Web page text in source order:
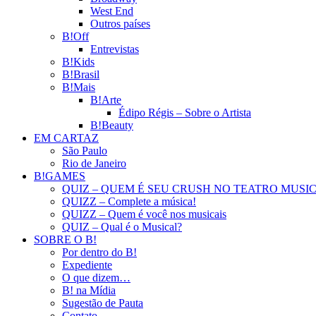
West End
Outros países
B!Off
Entrevistas
B!Kids
B!Brasil
B!Mais
B!Arte
Édipo Régis – Sobre o Artista
B!Beauty
EM CARTAZ
São Paulo
Rio de Janeiro
B!GAMES
QUIZ – QUEM É SEU CRUSH NO TEATRO
QUIZZ – Complete a música!
QUIZZ – Quem é você nos musicais
QUIZ – Qual é o Musical?
SOBRE O B!
Por dentro do B!
Expediente
O que dizem…
B! na Mídia
Sugestão de Pauta